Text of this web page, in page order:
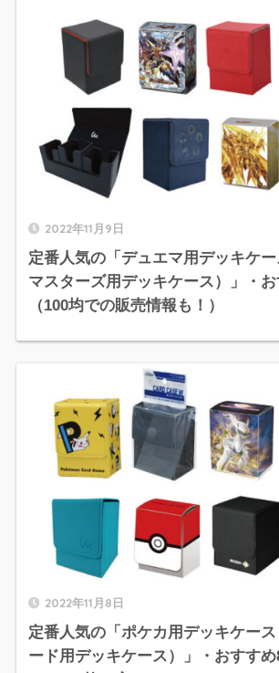
2022年11月9日
定番人気の「デュエマ用デッキケ
マスターズ用デッキケース）」・
（100均での販売情報も！）
2022年11月8日
定番人気の「ポケカ用デッキケー
ード用デッキケース）」・おすす